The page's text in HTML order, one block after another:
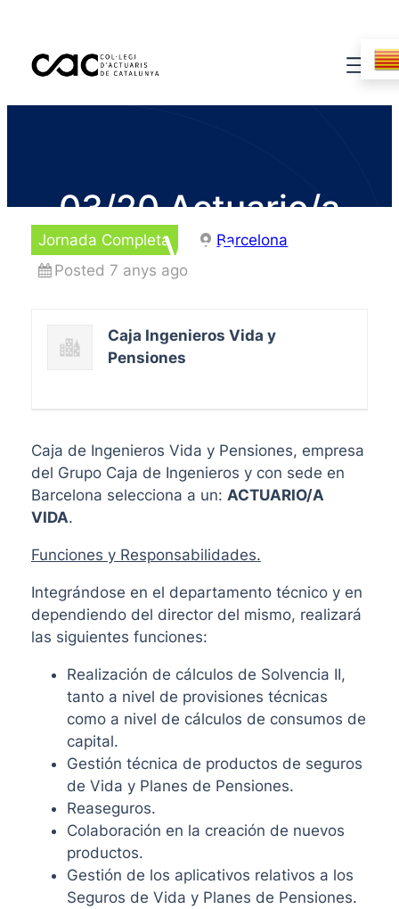
03/20 Actuario/a
Vida
Jornada Completa
Barcelona
Posted 7 anys ago
Caja Ingenieros Vida y
Pensiones
Caja de Ingenieros Vida y Pensiones, empresa
del Grupo Caja de Ingenieros y con sede en
Barcelona selecciona a un: ACTUARIO/A
VIDA.
Funciones y Responsabilidades.
Integrándose en el departamento técnico y en
dependiendo del director del mismo, realizará
las siguientes funciones:
Realización de cálculos de Solvencia II,
tanto a nivel de provisiones técnicas
como a nivel de cálculos de consumos de
capital.
Gestión técnica de productos de seguros
de Vida y Planes de Pensiones.
Reaseguros.
Colaboración en la creación de nuevos
productos.
Gestión de los aplicativos relativos a los
Seguros de Vida y Planes de Pensiones.